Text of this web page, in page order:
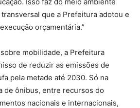
que a Prefeitura adotou e
orçamentária.”
mobilidade, a Prefeitura
de reduzir as emissões de
pela metade até 2030. Só na
de ônibus, entre recursos do
nacionais e internacionais,